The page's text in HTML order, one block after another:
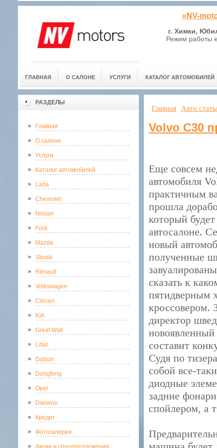
«NV-
г. Химки,
Режим работы
ГЛАВНАЯ О САЛОНЕ УСЛУГИ КАТАЛОГ АВТОМОБИЛЕЙ
РАЗДЕЛЫ
Главная
О салоне
Услуги
Каталог автомобилей
Lada
Chevrolet
Nissan
Ford
Mazda
Skoda
Renault
Volkswagen
Citroen
KIA
Great Wall
Lifan
Datsun
Dongfeng
Opel
Daewoo
Кредит
Фотогалерея
Акции и спецпредложения
Главная Авто
Volvo C30
Еще совсем
автомобиля
практичным
прошла
который
автосалоне.
новый
полученные
сказать к
пятидверным
кроссовером.
директор
новоявленный
составит
Судя по
собой все-
диодные
задние
спойлером, а